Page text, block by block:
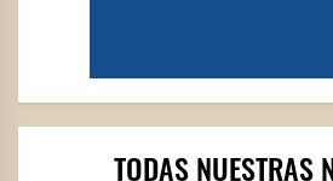
TODAS NUESTRAS